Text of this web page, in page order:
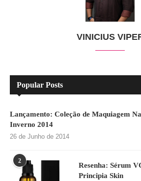
VINICIUS
Popular Posts
Lançamento: Coleção de Maquiagem
Inverno 2014
26 de Junho de 2014
2
Resenha: Sérum
Principia Skin